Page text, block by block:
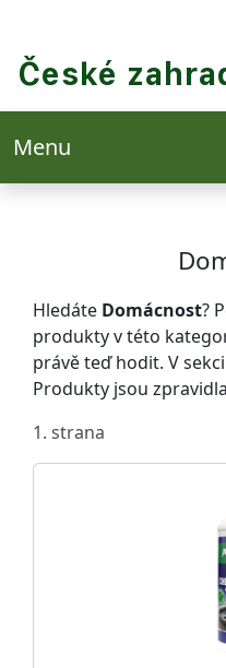
Menu
Hledáte Domácnost?
produkty v této
právě teď hodit. V
Produkty jsou
1. strana